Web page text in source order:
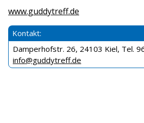
www.guddytreff.de
Kontakt:
Damperhofstr. 26, 24103 Kiel, Tel.
info@guddytreff.de